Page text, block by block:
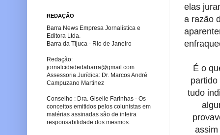
elas
a razão
É o
tudo
REDAÇÃO
Barra News Empresa Jornalística e
Editora Ltda.
Barra da Tijuca - Rio de Janeiro
Redação:
jornalcidadedabarra@gmail.com
Assessoria Jurídica: Dr. Marcos André
Campuzano Martinez
Conselho : Dra. Giselle Farinhas - Os
conceitos emitidos pelos colunistas em
matérias assinadas são de inteira
responsabilidade dos mesmos.